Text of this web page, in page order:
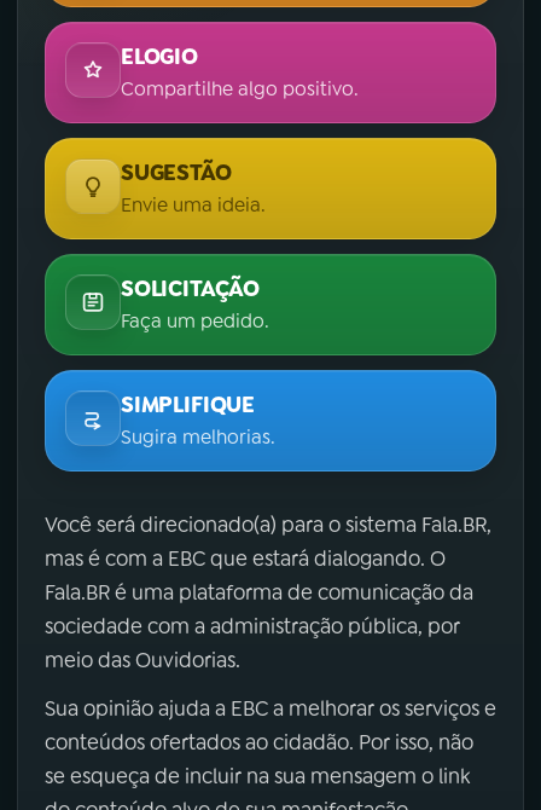
ELOGIO
Compartilhe algo positivo.
SUGESTÃO
Envie uma ideia.
SOLICITAÇÃO
Faça um pedido.
SIMPLIFIQUE
Sugira melhorias.
Você será direcionado(a) para o sistema Fala.BR,
mas é com a EBC que estará dialogando. O
Fala.BR é uma plataforma de comunicação da
sociedade com a administração pública, por
meio das Ouvidorias.
Sua opinião ajuda a EBC a melhorar os serviços e
conteúdos ofertados ao cidadão. Por isso, não
se esqueça de incluir na sua mensagem o link